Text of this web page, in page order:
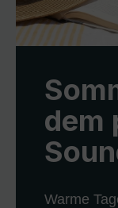
dem
Warme